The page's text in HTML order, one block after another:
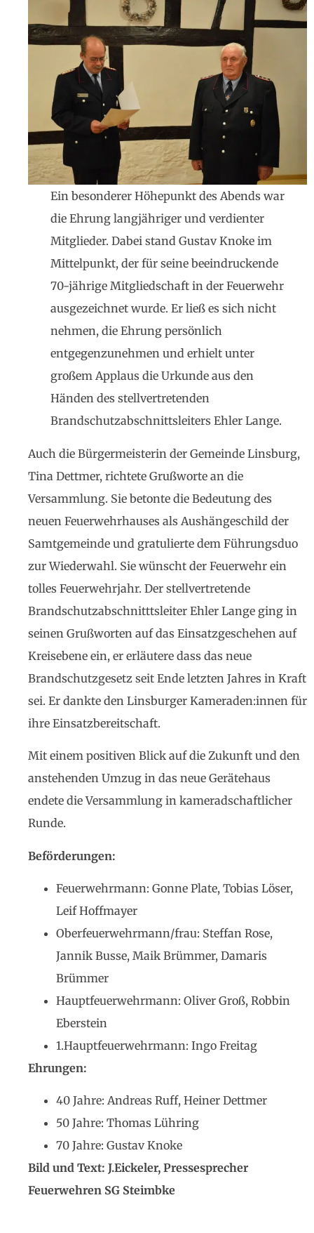
Ein besonderer Höhepunkt des Abends war
die Ehrung langjähriger und verdienter
Mitglieder. Dabei stand Gustav Knoke im
Mittelpunkt, der für seine beeindruckende
70-jährige Mitgliedschaft in der Feuerwehr
ausgezeichnet wurde. Er ließ es sich nicht
nehmen, die Ehrung persönlich
entgegenzunehmen und erhielt unter
großem Applaus die Urkunde aus den
Händen des stellvertretenden
Brandschutzabschnittsleiters Ehler Lange.
Auch die Bürgermeisterin der Gemeinde Linsburg,
Tina Dettmer, richtete Grußworte an die
Versammlung. Sie betonte die Bedeutung des
neuen Feuerwehrhauses als Aushängeschild der
Samtgemeinde und gratulierte dem Führungsduo
zur Wiederwahl. Sie wünscht der Feuerwehr ein
tolles Feuerwehrjahr. Der stellvertretende
Brandschutzabschnitttsleiter Ehler Lange ging in
seinen Grußworten auf das Einsatzgeschehen auf
Kreisebene ein, er erläutere dass das neue
Brandschutzgesetz seit Ende letzten Jahres in Kraft
sei. Er dankte den Linsburger Kameraden:innen für
ihre Einsatzbereitschaft.
Mit einem positiven Blick auf die Zukunft und den
anstehenden Umzug in das neue Gerätehaus
endete die Versammlung in kameradschaftlicher
Runde.
Beförderungen:
Feuerwehrmann: Gonne Plate, Tobias Löser,
Leif Hoffmayer
Oberfeuerwehrmann/frau: Steffan Rose,
Jannik Busse, Maik Brümmer, Damaris
Brümmer
Hauptfeuerwehrmann: Oliver Groß, Robbin
Eberstein
1.Hauptfeuerwehrmann: Ingo Freitag
Ehrungen:
40 Jahre: Andreas Ruff, Heiner Dettmer
50 Jahre: Thomas Lühring
70 Jahre: Gustav Knoke
Bild und Text: J.Eickeler, Pressesprecher
Feuerwehren SG Steimbke